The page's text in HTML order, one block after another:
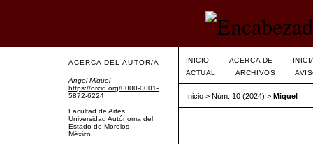
ACERCA DEL AUTOR/A
Angel Miquel
https://orcid.org/0000-0001-
5872-6224
Facultad de Artes,
Universidad Autónoma del
Estado de Morelos
México
INICIO ACERCA DE
ACTUAL
ARCHIVOS
Inicio> Núm. 10 (2024) > Miquel